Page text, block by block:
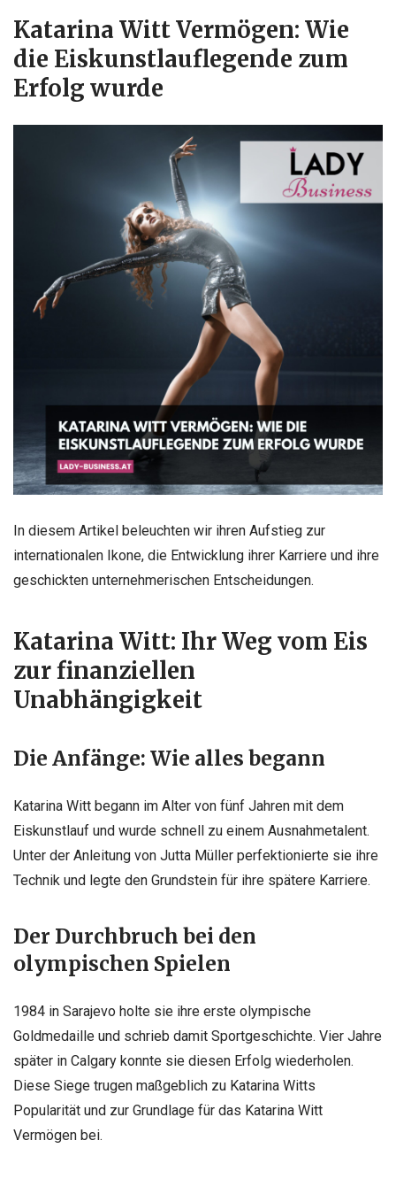
Katarina Witt Vermögen: Wie
die Eiskunstlauflegende zum
Erfolg wurde
In diesem Artikel beleuchten wir ihren Aufstieg zur
internationalen Ikone, die Entwicklung ihrer Karriere und ihre
geschickten unternehmerischen Entscheidungen.
Katarina Witt: Ihr Weg vom Eis
zur finanziellen
Unabhängigkeit
Die Anfänge: Wie alles begann
Katarina Witt begann im Alter von fünf Jahren mit dem
Eiskunstlauf und wurde schnell zu einem Ausnahmetalent.
Unter der Anleitung von Jutta Müller perfektionierte sie ihre
Technik und legte den Grundstein für ihre spätere Karriere.
Der Durchbruch bei den
olympischen Spielen
1984 in Sarajevo holte sie ihre erste olympische
Goldmedaille und schrieb damit Sportgeschichte. Vier Jahre
später in Calgary konnte sie diesen Erfolg wiederholen.
Diese Siege trugen maßgeblich zu Katarina Witts
Popularität und zur Grundlage für das Katarina Witt
Vermögen bei.